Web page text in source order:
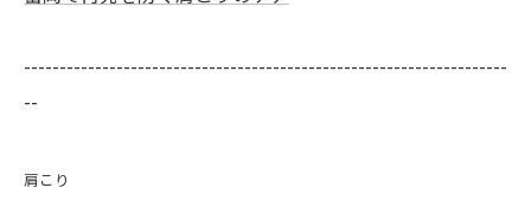
--------------------------------------------------------------------
--
肩こり